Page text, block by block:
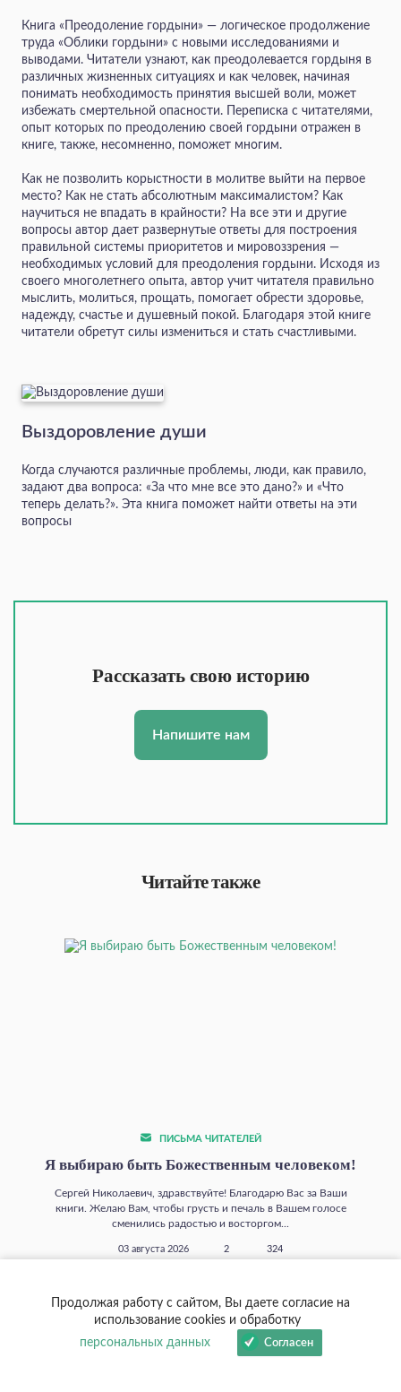
Книга «Преодоление гордыни» — логическое продолжение
труда «Облики гордыни» с новыми исследованиями и
выводами. Читатели узнают, как преодолевается гордыня в
различных жизненных ситуациях и как человек, начиная
понимать необходимость принятия высшей воли, может
избежать смертельной опасности. Переписка с читателями,
опыт которых по преодолению своей гордыни отражен в
книге, также, несомненно, поможет многим.
Как не позволить корыстности в молитве выйти на первое
место? Как не стать абсолютным максималистом? Как
научиться не впадать в крайности? На все эти и другие
вопросы автор дает развернутые ответы для построения
правильной системы приоритетов и мировоззрения —
необходимых условий для преодоления гордыни. Исходя из
своего многолетнего опыта, автор учит читателя правильно
мыслить, молиться, прощать, помогает обрести здоровье,
надежду, счастье и душевный покой. Благодаря этой книге
читатели обретут силы измениться и стать счастливыми.
Выздоровление души
Когда случаются различные проблемы, люди, как правило,
задают два вопроса: «За что мне все это дано?» и «Что
теперь делать?». Эта книга поможет найти ответы на эти
вопросы
Рассказать свою историю
Напишите нам
Читайте также
ПИСЬМА ЧИТАТЕЛЕЙ
Я выбираю быть Божественным человеком!
Сергей Николаевич, здравствуйте! Благодарю Вас за Ваши
книги. Желаю Вам, чтобы грусть и печаль в Вашем голосе
сменились радостью и восторгом...
03 августа 2026 2 324
Продолжая работу с сайтом, Вы даете согласие на
использование cookies и обработку
персональных данных
Согласен